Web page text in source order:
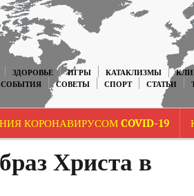
ЗДОРОВЬЕ ИГРЫ КАТАКЛИЗМЫ
СОБЫТИЯ СОВЕТЫ СПОРТ СТАТЬИ
КОРОНАВИРУСОМ COVID-19
Христа в